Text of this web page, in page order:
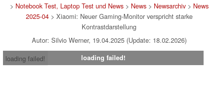
> Notebook Test, Laptop Test und News> News> Newsarchiv> News
2025-04> Xiaomi: Neuer Gaming-Monitor verspricht starke
Kontrastdarstellung
Autor: Silvio Werner, 19.04.2025 (Update: 18.02.2026)
loading failed!
loading failed!